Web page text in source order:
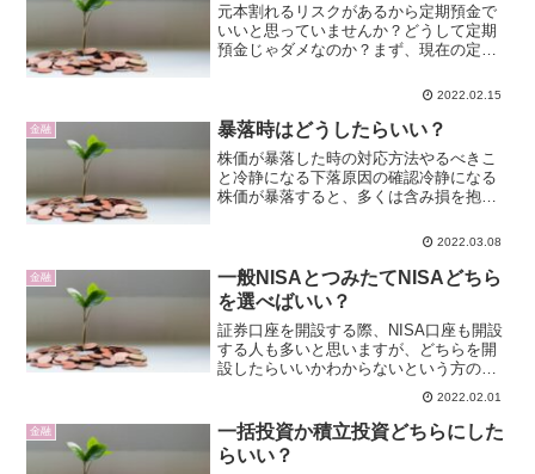
元本割れるリスクがあるから定期預金で
いいと思っていませんか？どうして定期
預金じゃダメなのか？まず、現在の定期
よって異なりますが、だいたいが0.002%
です。100万円を1年間預けると20円増え
ます。6月と...
2022.02.15
金融 暴落時はどうしたらいい？
株価が暴落した時の対応方法やるべきこ
と冷静になる下落原因の確認冷静になる
株価が暴落すると、多くは含み損を抱え
で、パニックに陥ってしまい、冷静に状
しないように気をつけまし...
2022.03.08
金融
一般NISAとつみたてNISAどちら
を選べばいい？
証券口座を開設する際、NISA口座も開設
する人も多いと思いますが、どちらを開
設したらいいかわからないという方のた
めに比較しました。一般NISAとつみたて
NISAの違い一般NISAとつみたてNISAは
併用できないため、どちらか1つを選ばな
けれ...
2022.02.01
金融
一括投資か積立投資どちらにした
らいい？